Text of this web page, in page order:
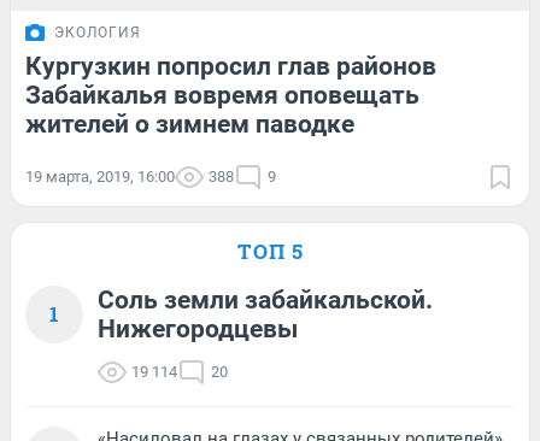
ЭКОЛОГИЯ
Кургузкин попросил глав районов
Забайкалья вовремя оповещать
жителей о зимнем паводке
19 марта, 2019, 16:00 388 9
ТОП 5
1
Соль земли забайкальской.
Нижегородцевы
19 114 20